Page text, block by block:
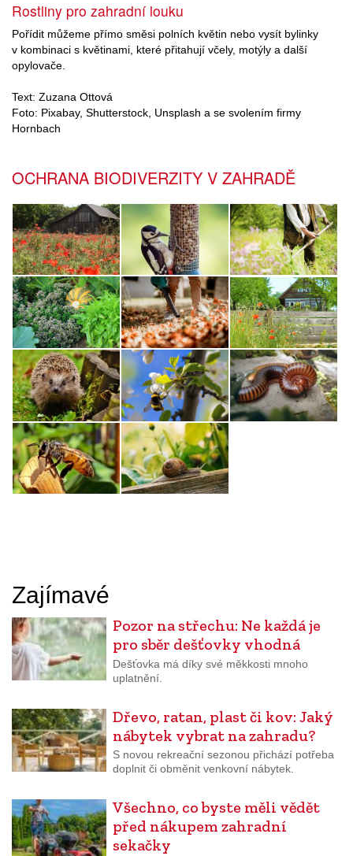
Rostliny pro zahradní louku
Pořídit můžeme přímo směsi polních květin nebo vysít bylinky
v kombinaci s květinami, které přitahují včely, motýly a další
opylovače.
Text: Zuzana Ottová
Foto: Pixabay, Shutterstock, Unsplash a se svolením firmy
Hornbach
OCHRANA BIODIVERZITY V ZAHRADĚ
Zajímavé
Pozor na střechu: Ne každá je
pro sběr dešťovky vhodná
Dešťovka má díky své měkkosti mnoho
uplatnění.
Dřevo, ratan, plast či kov: Jaký
nábytek vybrat na zahradu?
S novou rekreační sezonou přichází potřeba
doplnit či obměnit venkovní nábytek.
Všechno, co byste měli vědět
před nákupem zahradní
sekačky